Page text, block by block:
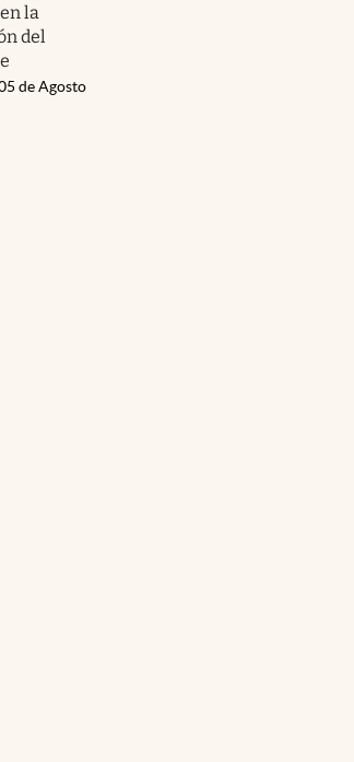
la
del
de Agosto